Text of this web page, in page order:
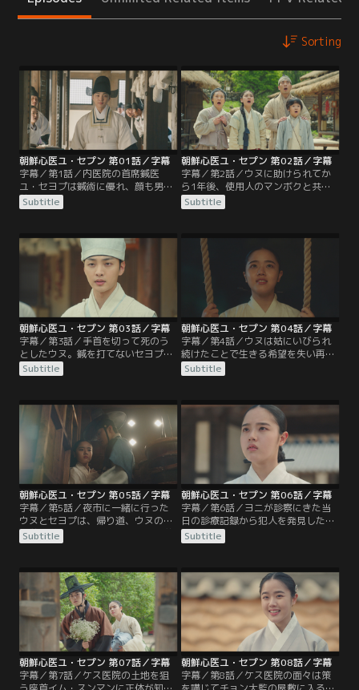
Sorting
朝鮮心医ユ・セプン 第01話／字幕
字幕／第1話／内医院の首席鍼医
ユ・セヨプは鍼術に優れ、顔も男
前、吏曹判書ユ・フミョンを父に持
ち、出世街道を突き進んでいた。だ
れて王に刺鍼し、王を死なせてしま
う。そして、王の死に対する陰謀を
疑い、息子を救おうとしていた父も
殺される。都を追われたセヨプは、
絶望の淵に立たされるのだった。
Subtitle
朝鮮心医ユ・セプン 第02話／字幕
字幕／第2話／ウヌに助けられてか
ら1年後、使用人のマンボクと共に
放浪を続けるセヨプ。そんな時、川
で溺れるウヌを発見し、昼間出会っ
一命をとりとめたウヌだったが、翌
日姿を消してしまう。ジハンは治療
費と宿代の代わりにケス医院で患者
を診るように迫り、セヨプは仕方な
く医院で働いて代金を返すことに。
Subtitle
朝鮮心医ユ・セプン 第03話／字幕
字幕／第3話／手首を切って死のう
としたウヌ。鍼を打てないセヨプの
代わりにジハンが駆けつけ何とか助
かる。セヨプがケス医院に戻ると、
ら“プン”と呼ばれるようになってい
た。数日後、また重体のウヌが運ば
れてくる。中毒症状だと見てとった
セヨプは、婚家に毒を盛られたので
はと疑い、湯薬を調べるが…。
Subtitle
朝鮮心医ユ・セプン 第04話／字幕
字幕／第4話／ウヌは姑にいびられ
続けたことで生きる希望を失い再び
自殺を図るが、セヨプが救う機会を
くれと言い助ける。セヨプはひょん
ていたことを突き止め、姑からウヌ
を解放させる。ケス医院に居候する
ばあさんから“プン”と呼ばれるよう
になっていたセヨプは、“ユ・セプ
ン”と名乗ることに。
Subtitle
朝鮮心医ユ・セプン 第05話／字幕
字幕／第5話／夜市に一緒に行った
ウヌとセヨプは、帰り道、ウヌの父
の弟子で、左議政チョ・テハクの養
子である御史、チョ・シヌと出くわ
とセヨプだが、次の日、九尾狐が出
たという噂が広がる。肝を取られた
死体が上がったのだ。そしてまた同
じ手口の事件が起こり、ケス医院の
患者である少女ヨニが犯人として捕
まる。
Subtitle
朝鮮心医ユ・セプン 第06話／字幕
字幕／第6話／ヨニが診察にきた当
日の診療記録から犯人を発見したセ
ヨプ。ウヌは証拠を得るために婚家
に戻り、ヨニに濡れ衣を着せようと
切り、人を助けるような仕事がした
いと言うウヌに、セヨプはケス医院
で働きながら医術を習うことを勧め
る。一方、王宮では「前の王様の死
に関わった女官がいる」と言い残
し、尚宮が死ぬ。
Subtitle
朝鮮心医ユ・セプン 第07話／字幕
字幕／第7話／ケス医院の土地を狙
朝鮮心医ユ・セプン 第08話／字幕
字幕／第8話／ケス医院の面々は策